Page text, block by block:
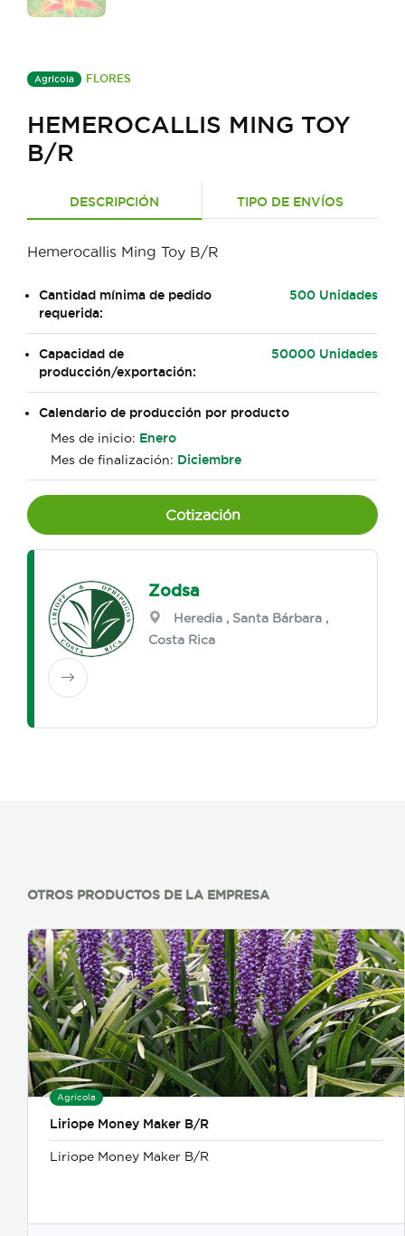
Agrícola FLORES
HEMEROCALLIS MING TOY
B/R
DESCRIPCIÓN TIPO DE ENVÍOS
Hemerocallis Ming Toy B/R
Cantidad mínima de pedido
requerida:
500 Unidades
Capacidad de
producción/exportación:
50000 Unidades
Calendario de producción por producto
Mes de inicio: Enero
Mes de finalización: Diciembre
Cotización
Zodsa
Heredia , Santa Bárbara ,
Costa Rica
OTROS PRODUCTOS DE LA EMPRESA
Agrícola
Liriope Money Maker B/R
Liriope Money Maker B/R